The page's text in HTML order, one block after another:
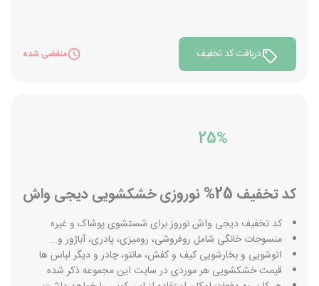
دریافت کد تخفیف منقضی شده
25%
کد تخفیف 25% نوروزی خشکشویی دیجی واش
کد تخفیف دیجی واش نوروز برای شستشوی پوشاک و غیره
منسوجات خانگی شامل روفروشی، رومیزی، پادری، آباژور و...
اتوشویی و بخارشویی کیف و کفش، مانتو، چادر و دیگر لباس ها
قیمت خشکشویی هر موردی در سایت این مجموعه ذکر شده